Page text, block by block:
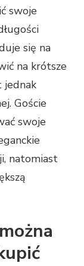
swoje
się na
na krótsze
jednak
Goście
swoje
natomiast